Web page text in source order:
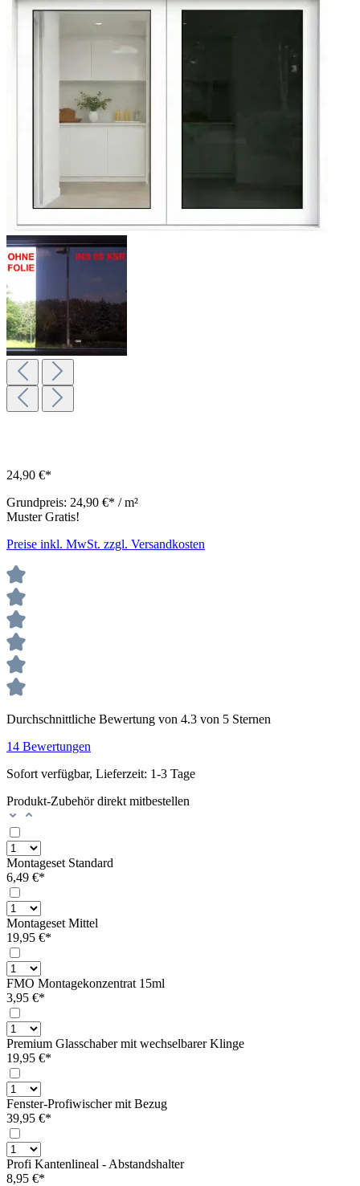
24,90 €*
Grundpreis: 24,90 €* / m²
Muster Gratis!
Preise inkl. MwSt. zzgl. Versandkosten
Durchschnittliche Bewertung von 4.3 von 5 Sternen
14 Bewertungen
Sofort verfügbar, Lieferzeit: 1-3 Tage
Produkt-Zubehör direkt mitbestellen
Montageset Standard
6,49 €*
Montageset Mittel
19,95 €*
FMO Montagekonzentrat 15ml
3,95 €*
Premium Glasschaber mit wechselbarer Klinge
19,95 €*
Fenster-Profiwischer mit Bezug
39,95 €*
Profi Kantenlineal - Abstandshalter
8,95 €*